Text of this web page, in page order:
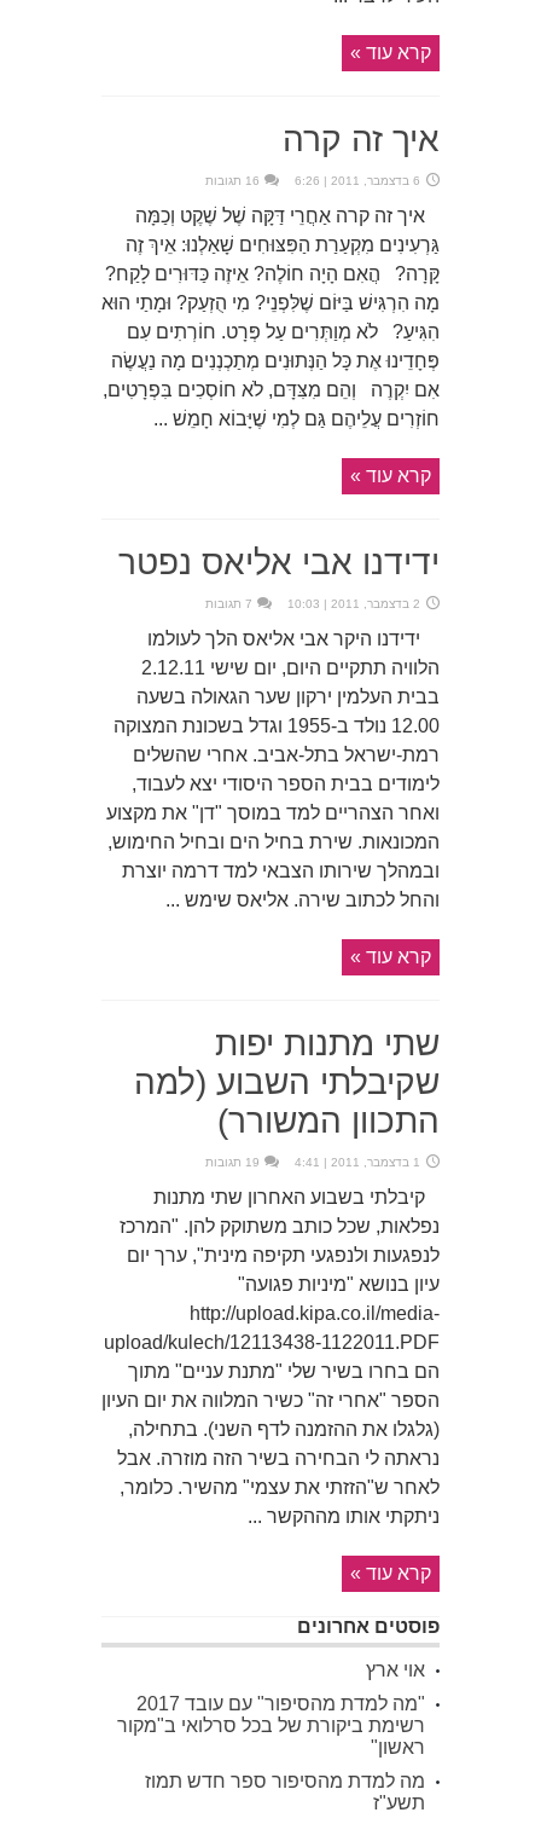
קרא עוד »
איך זה קרה
6 בדצמבר, 2011 | 6:26 16 תגובות
איך זה קרה אַחֲרֵי דַּקָּה שֶׁל שֶׁקֶט וְכַמָּה
גַּרְעִינִים מִקְעַרַת הַפִּצּוּחִים שָׁאַלְנוּ: אֵיךְ זֶה
קָּרָה? הֲאִם הָיָה חוֹלֶה? אֵיזֶה כַּדּוּרִים לָקַח?
מָה הִרְגִּישׁ בַּיּוֹם שֶׁלִּפְנֵי? מִי הֻזְעַק? וּמָתַי הוּא
הִגִּיעַ? לֹא מְוַתְּרִים עַל פְּרָט. חוֹרְתִים עִם
פְּחָדֵינוּ אֶת כָּל הַנְּתוּנִים מְתַכְנְנִים מָה נַעֲשֶׂה
אִם יִקְרֶה וְהֵם מִצִּדָּם, לֹא חוֹסְכִים בִּפְרָטִים,
חוֹזְרִים עֲלֵיהֶם גַּם לְמִי שֶׁיָּבוֹא חָמֵשׁ ...
קרא עוד »
ידידנו אבי אליאס נפטר
2 בדצמבר, 2011 | 10:03 7 תגובות
ידידנו היקר אבי אליאס הלך לעולמו
הלוויה תתקיים היום, יום שישי 2.12.11
בבית העלמין ירקון שער הגאולה בשעה
12.00 נולד ב-1955 וגדל בשכונת המצוקה
רמת-ישראל בתל-אביב. אחרי שהשלים
לימודים בבית הספר היסודי יצא לעבוד,
ואחר הצהריים למד במוסך "דן" את מקצוע
המכונאות. שירת בחיל הים ובחיל החימוש,
ובמהלך שירותו הצבאי למד דרמה יוצרת
והחל לכתוב שירה. אליאס שימש ...
קרא עוד »
שתי מתנות יפות
שקיבלתי השבוע (למה
התכוון המשורר)
1 בדצמבר, 2011 | 4:41 19 תגובות
קיבלתי בשבוע האחרון שתי מתנות
נפלאות, שכל כותב משתוקק להן. "המרכז
לנפגעות ולנפגעי תקיפה מינית", ערך יום
עיון בנושא "מיניות פגועה"
http://upload.kipa.co.il/media-
upload/kulech/12113438-1122011.PDF
הם בחרו בשיר שלי "מתנת עניים" מתוך
הספר "אחרי זה" כשיר המלווה את יום העיון
(גלגלו את ההזמנה לדף השני). בתחילה,
נראתה לי הבחירה בשיר הזה מוזרה. אבל
לאחר ש"הזזתי את עצמי" מהשיר. כלומר,
ניתקתי אותו מההקשר ...
קרא עוד »
פוסטים אחרונים
אוי ארץ
"מה למדת מהסיפור" עם עובד 2017
רשימת ביקורת של בכל סרלואי ב"מקור
ראשון"
מה למדת מהסיפור ספר חדש תמוז
תשע"ז